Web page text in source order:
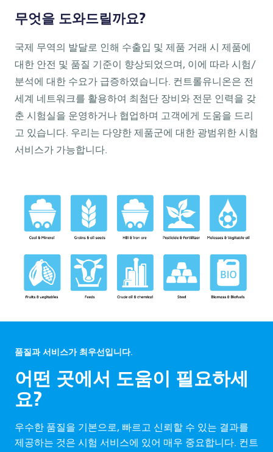
무엇을 도와드릴까요?
국제 무역의 발달로 인해 수출입 및 제품 거래 시 제품에
대한 안전 및 품질 기준이 향상되었으며, 이에 따라 시험/
분석에 대한 수요가 급증하였습니다. 컨트롤유니온은 전
세계 네트워크를 활용하여 최첨단 장비와 전문 인력을 갖
춘 시험실을 운영하거나 협업하며 고객에게 도움을 드리
고 있습니다. 우리는 다양한 제품군에 대한 광범위한 시험
서비스가 가능합니다.
품질과 서비스가 최우선입니다.
어떤 곳에서 도움이 필요하세
요?
우수한 품질을 기본으로, 빠르고 신뢰할 수 있는 결과를
제공하는 것은 시험 서비스에 있어 매우 중요합니다. 컨트